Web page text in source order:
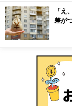
「え
差が